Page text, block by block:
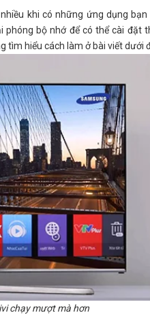
khi có những ứng dụng
bộ nhớ để có thể cài đặt
tìm hiểu cách làm ở bài viết dưới
chạy mượt mà hơn